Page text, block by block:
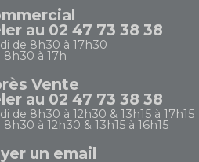
au 02 47 73 38 38
de 8h30 à 17h30
8h30 à 17h
Vente
au 02 47 73 38 38
de 8h30 à 12h30 & 13h15 à 17h15
à 12h30 & 13h15 à 16h15
un email